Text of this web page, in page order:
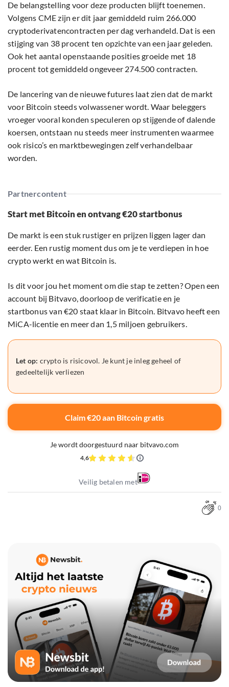
De belangstelling voor deze producten blijft toenemen.
Volgens CME zijn er dit jaar gemiddeld ruim 266.000
cryptoderivatencontracten per dag verhandeld. Dat is een
stijging van 38 procent ten opzichte van een jaar geleden.
Ook het aantal openstaande posities groeide met 18
procent tot gemiddeld ongeveer 274.500 contracten.
De lancering van de nieuwe futures laat zien dat de markt
voor Bitcoin steeds volwassener wordt. Waar beleggers
vroeger vooral konden speculeren op stijgende of dalende
koersen, ontstaan nu steeds meer instrumenten waarmee
ook risico’s en marktbewegingen zelf verhandelbaar
worden.
Partnercontent
Start met Bitcoin en ontvang €20 startbonus
De markt is een stuk rustiger en prijzen liggen lager dan
eerder. Een rustig moment dus om je te verdiepen in hoe
crypto werkt en wat Bitcoin is.
Is dit voor jou het moment om die stap te zetten? Open een
account bij Bitvavo, doorloop de verificatie en je
startbonus van €20 staat klaar in Bitcoin. Bitvavo heeft een
MiCA-licentie en meer dan 1,5 miljoen gebruikers.
Let op: crypto is risicovol. Je kunt je inleg geheel of
gedeeltelijk verliezen
Claim €20 aan Bitcoin gratis
Je wordt doorgestuurd naar bitvavo.com
4,6
Veilig betalen met
0